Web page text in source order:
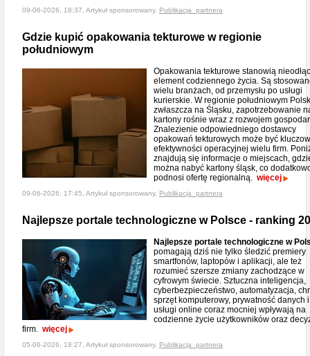
09-06-2026, 18:37, Artykuł sponsorowany, Publikacja_partnera
Gdzie kupić opakowania tekturowe w regionie
południowym
Opakowania tekturowe stanowią
element codziennego życia. Są
wielu branżach, od przemysłu po usługi
kurierskie. W regionie południowym
zwłaszcza na Śląsku, zapotrzebowanie
kartony rośnie wraz z rozwojem
Znalezienie odpowiedniego dostawcy
opakowań tekturowych może być
efektywności operacyjnej wielu firm.
znajdują się informacje o miejscach,
można nabyć kartony śląsk, co
podnosi ofertę regionalną. więcej
09-06-2026, 17:45, Artykuł sponsorowany, Publikacja_partnera
Najlepsze portale technologiczne w Polsce - ranking
Najlepsze portale technologiczne w
pomagają dziś nie tylko śledzić premiery
smartfonów, laptopów i aplikacji, ale też
rozumieć szersze zmiany zachodzące w
cyfrowym świecie. Sztuczna inteligencja,
cyberbezpieczeństwo, automatyzacja,
sprzęt komputerowy, prywatność danych
usługi online coraz mocniej wpływają na
codzienne życie użytkowników oraz
firm. więcej
05-06-2026, 18:27, Artykuł sponsorowany, Publikacja_partnera